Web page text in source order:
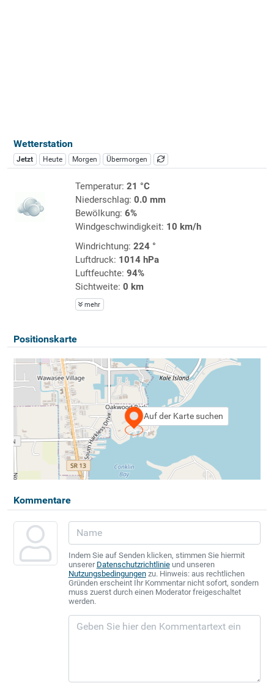
Wetterstation
Jetzt Heute Morgen Übermorgen
Temperatur: 21 °C
Niederschlag: 0.0 mm
Bewölkung: 6%
Windgeschwindigkeit: 10 km/h
Windrichtung: 224 °
Luftdruck: 1014 hPa
Luftfeuchte: 94%
Sichtweite: 0 km
mehr
Positionskarte
Auf der Karte suchen
Kommentare
Indem Sie auf Senden klicken, stimmen Sie hiermit
unserer Datenschutzrichtlinieund unseren
Nutzungsbedingungenzu. Hinweis: aus rechtlichen
Gründen erscheint Ihr Kommentar nicht sofort, sondern
muss zuerst durch einen Moderator freigeschaltet
werden.